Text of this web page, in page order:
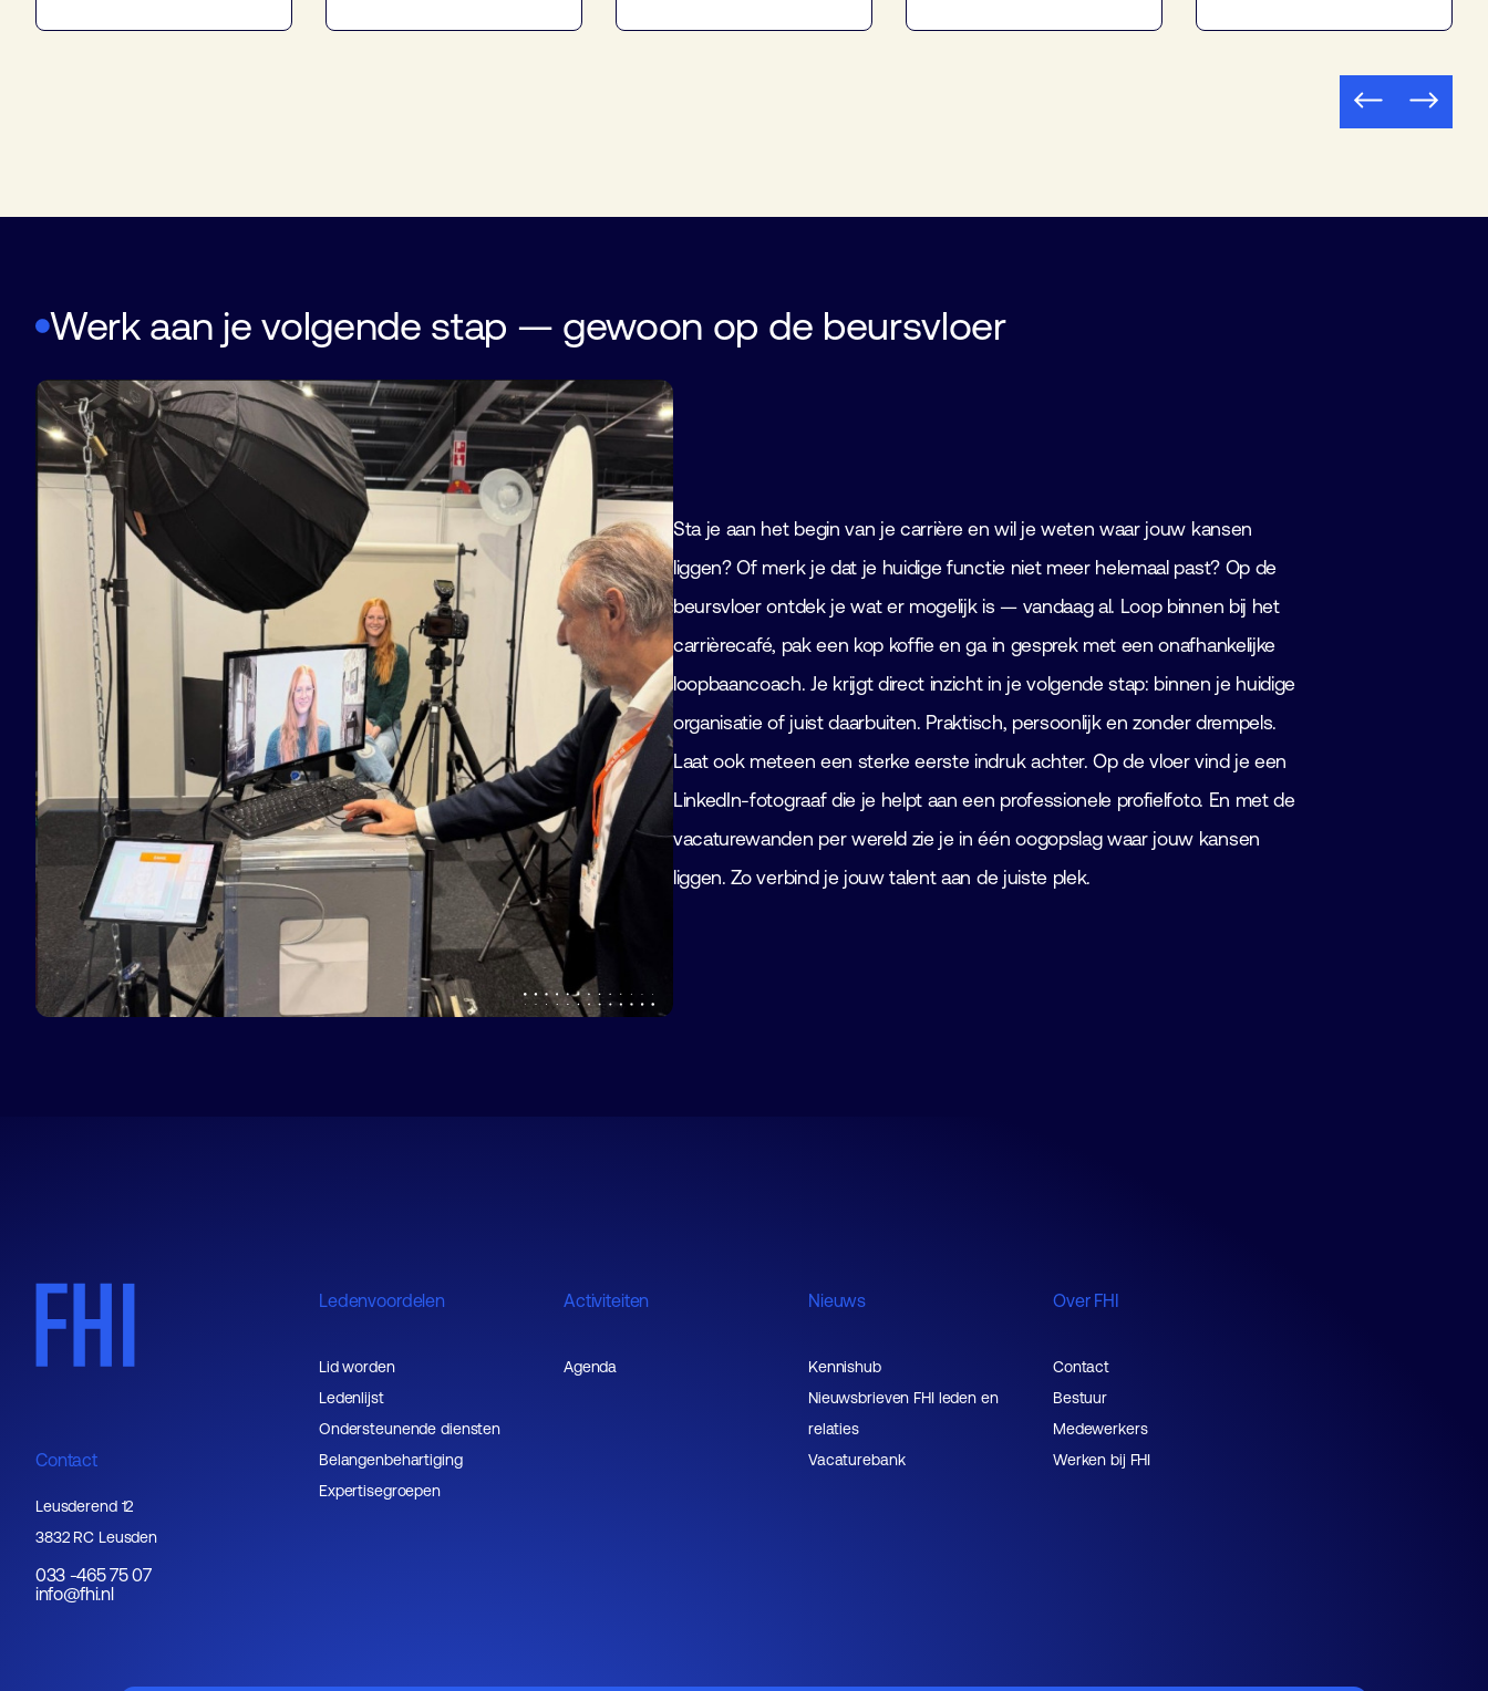
Werk aan je volgende stap — gewoon op de beursvloer
Sta je aan het begin van je carrière en wil je weten waar jouw kansen
liggen? Of merk je dat je huidige functie niet meer helemaal past? Op de
beursvloer ontdek je wat er mogelijk is — vandaag al. Loop binnen bij het
carrièrecafé, pak een kop koffie en ga in gesprek met een onafhankelijke
loopbaancoach. Je krijgt direct inzicht in je volgende stap: binnen je huidige
organisatie of juist daarbuiten. Praktisch, persoonlijk en zonder drempels.
Laat ook meteen een sterke eerste indruk achter. Op de vloer vind je een
LinkedIn-fotograaf die je helpt aan een professionele profielfoto. En met de
vacaturewanden per wereld zie je in één oogopslag waar jouw kansen
liggen. Zo verbind je jouw talent aan de juiste plek.
Contact
Leusderend 12
3832 RC Leusden
033 -465 75 07
info@fhi.nl
Ledenvoordelen
Lid worden
Ledenlijst
Ondersteunende diensten
Belangenbehartiging
Expertisegroepen
Activiteiten
Agenda
Nieuws
Kennishub
Nieuwsbrieven FHI leden en
relaties
Vacaturebank
Over FHI
Contact
Bestuur
Medewerkers
Werken bij FHI